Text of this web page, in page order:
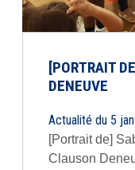
[PORTRAIT
DENEUVE
Actualité du 5
[Portrait de]
Clauson